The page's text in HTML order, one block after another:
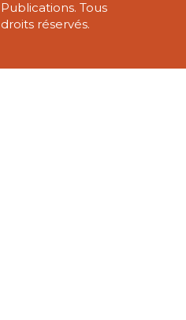
Publications. Tous
droits réservés.